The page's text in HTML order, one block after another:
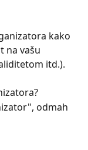
na vašu
itd.).